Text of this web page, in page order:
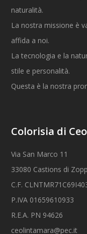
naturalità.
La nostra missione è
affida a noi.
La tecnologia e la
stile e personalità.
Questa è la nostra
Colorisia di
Via San Marco 11
33080 Castions di
C.F.
P.IVA 01659610933
R.E.A. PN 94626
ceolintamara@pec.it